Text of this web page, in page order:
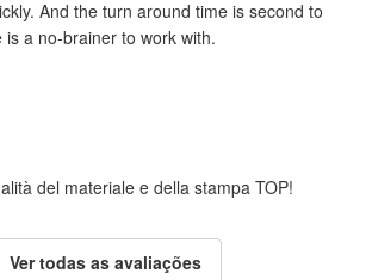
And the turn around time is second to
is a no-brainer to work with.
del materiale e della stampa TOP!
Ver todas as avaliações